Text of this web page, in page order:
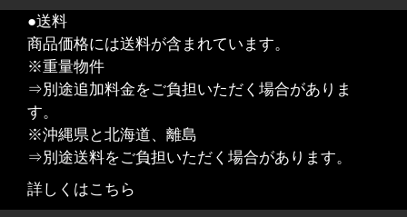
●送料
商品価格には送料が含まれています。
※重量物件
⇒別途追加料金をご負担いただく場合がありま
す。
※沖縄県と北海道、離島
⇒別途送料をご負担いただく場合があります。
詳しくはこちら